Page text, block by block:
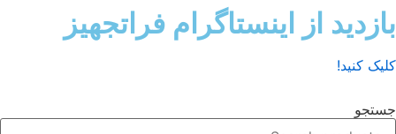
از اینستاگرام فراتجهیز
کنید!